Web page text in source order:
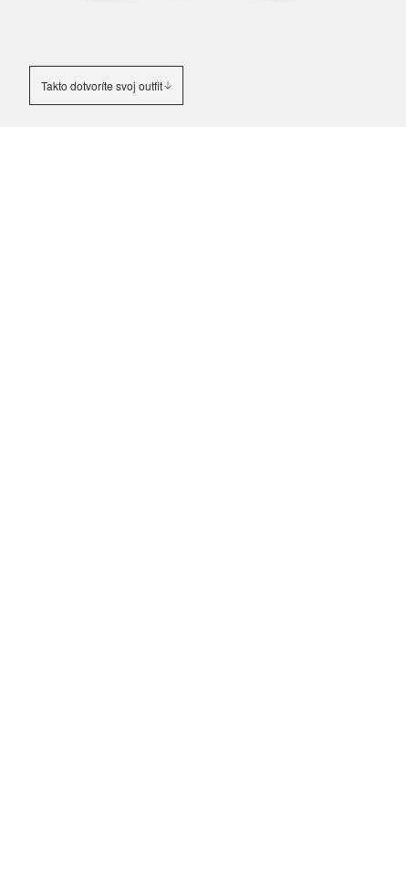
Takto dotvoríte svoj outfit